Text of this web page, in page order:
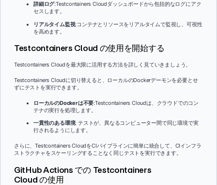
詳細ログ:Testcontainers Cloudダッシュボードから包括的なログにアク
セスします。
リアルタイム監視:コンテナとリソースをリアルタイムで監視し、可視性
を高めます。
Testcontainers Cloud の使用を開始する
Testcontainers Cloudを最大限に活用する方法を詳しく見ていきましょう。
Testcontainers Cloudに切り替えると、ローカルのDockerデーモンを必要とせ
ずにテストを実行できます。
ローカルのDockerは不要:Testcontainers Cloudは、クラウドでのコン
テナの実行を処理します。
一貫性のある環境: テストが、異なるコンピューター間で同じ環境で実
行されるようにします。
さらに、Testcontainers CloudをCIパイプラインに簡単に統合して、CIインフラ
ストラクチャをスケーリングすることなく同じテストを実行できます。
GitHub Actions での Testcontainers
Cloud の使用